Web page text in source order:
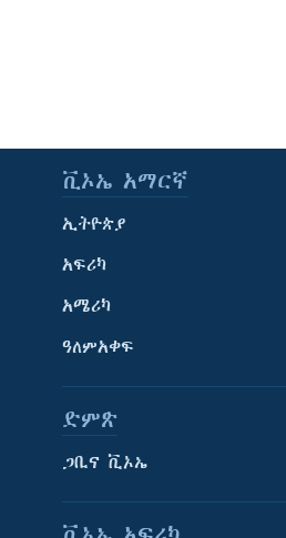
ቪኦኤ አማርኛ
ኢትዮጵያ
አፍሪካ
አሜሪካ
ዓለምአቀፍ
ድምጽ
ጋቢና ቪኦኤ